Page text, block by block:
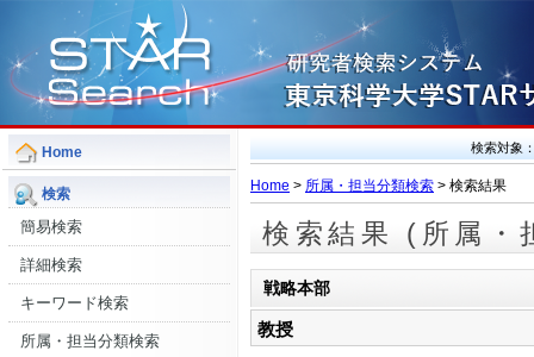
Home
検索
簡易検索
詳細検索
キーワード検索
所属・担当分類検索
検索対象
Home > 所属・担当分類検索 > 検索結果
検索結果 (所属・
戦略本部
教授